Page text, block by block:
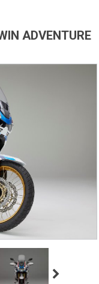
ADVENTURE